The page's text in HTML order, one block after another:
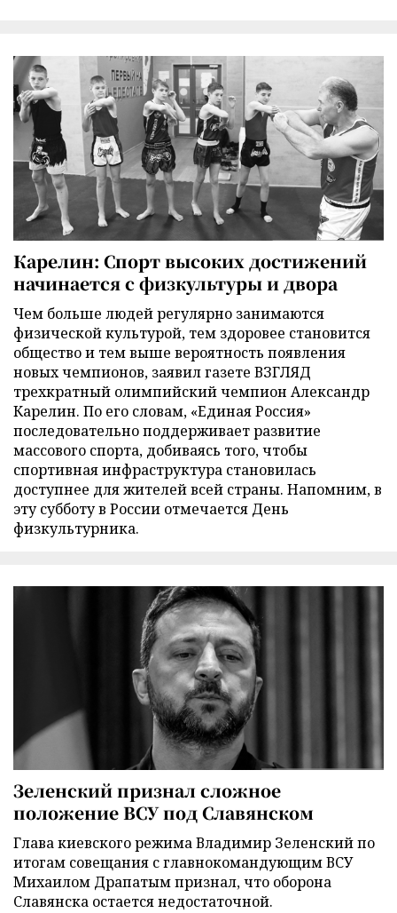
Карелин: Спорт высоких достижений
начинается с физкультуры и двора
Чем больше людей регулярно занимаются
физической культурой, тем здоровее становится
общество и тем выше вероятность появления
новых чемпионов, заявил газете ВЗГЛЯД
трехкратный олимпийский чемпион Александр
Карелин. По его словам, «Единая Россия»
последовательно поддерживает развитие
массового спорта, добиваясь того, чтобы
спортивная инфраструктура становилась
доступнее для жителей всей страны. Напомним, в
эту субботу в России отмечается День
физкультурника.
Зеленский признал сложное
положение ВСУ под Славянском
Глава киевского режима Владимир Зеленский по
итогам совещания с главнокомандующим ВСУ
Михаилом Драпатым признал, что оборона
Славянска остается недостаточной.